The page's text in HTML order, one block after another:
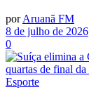
por Aruanã FM
8 de julho de 2026
0
Esporte